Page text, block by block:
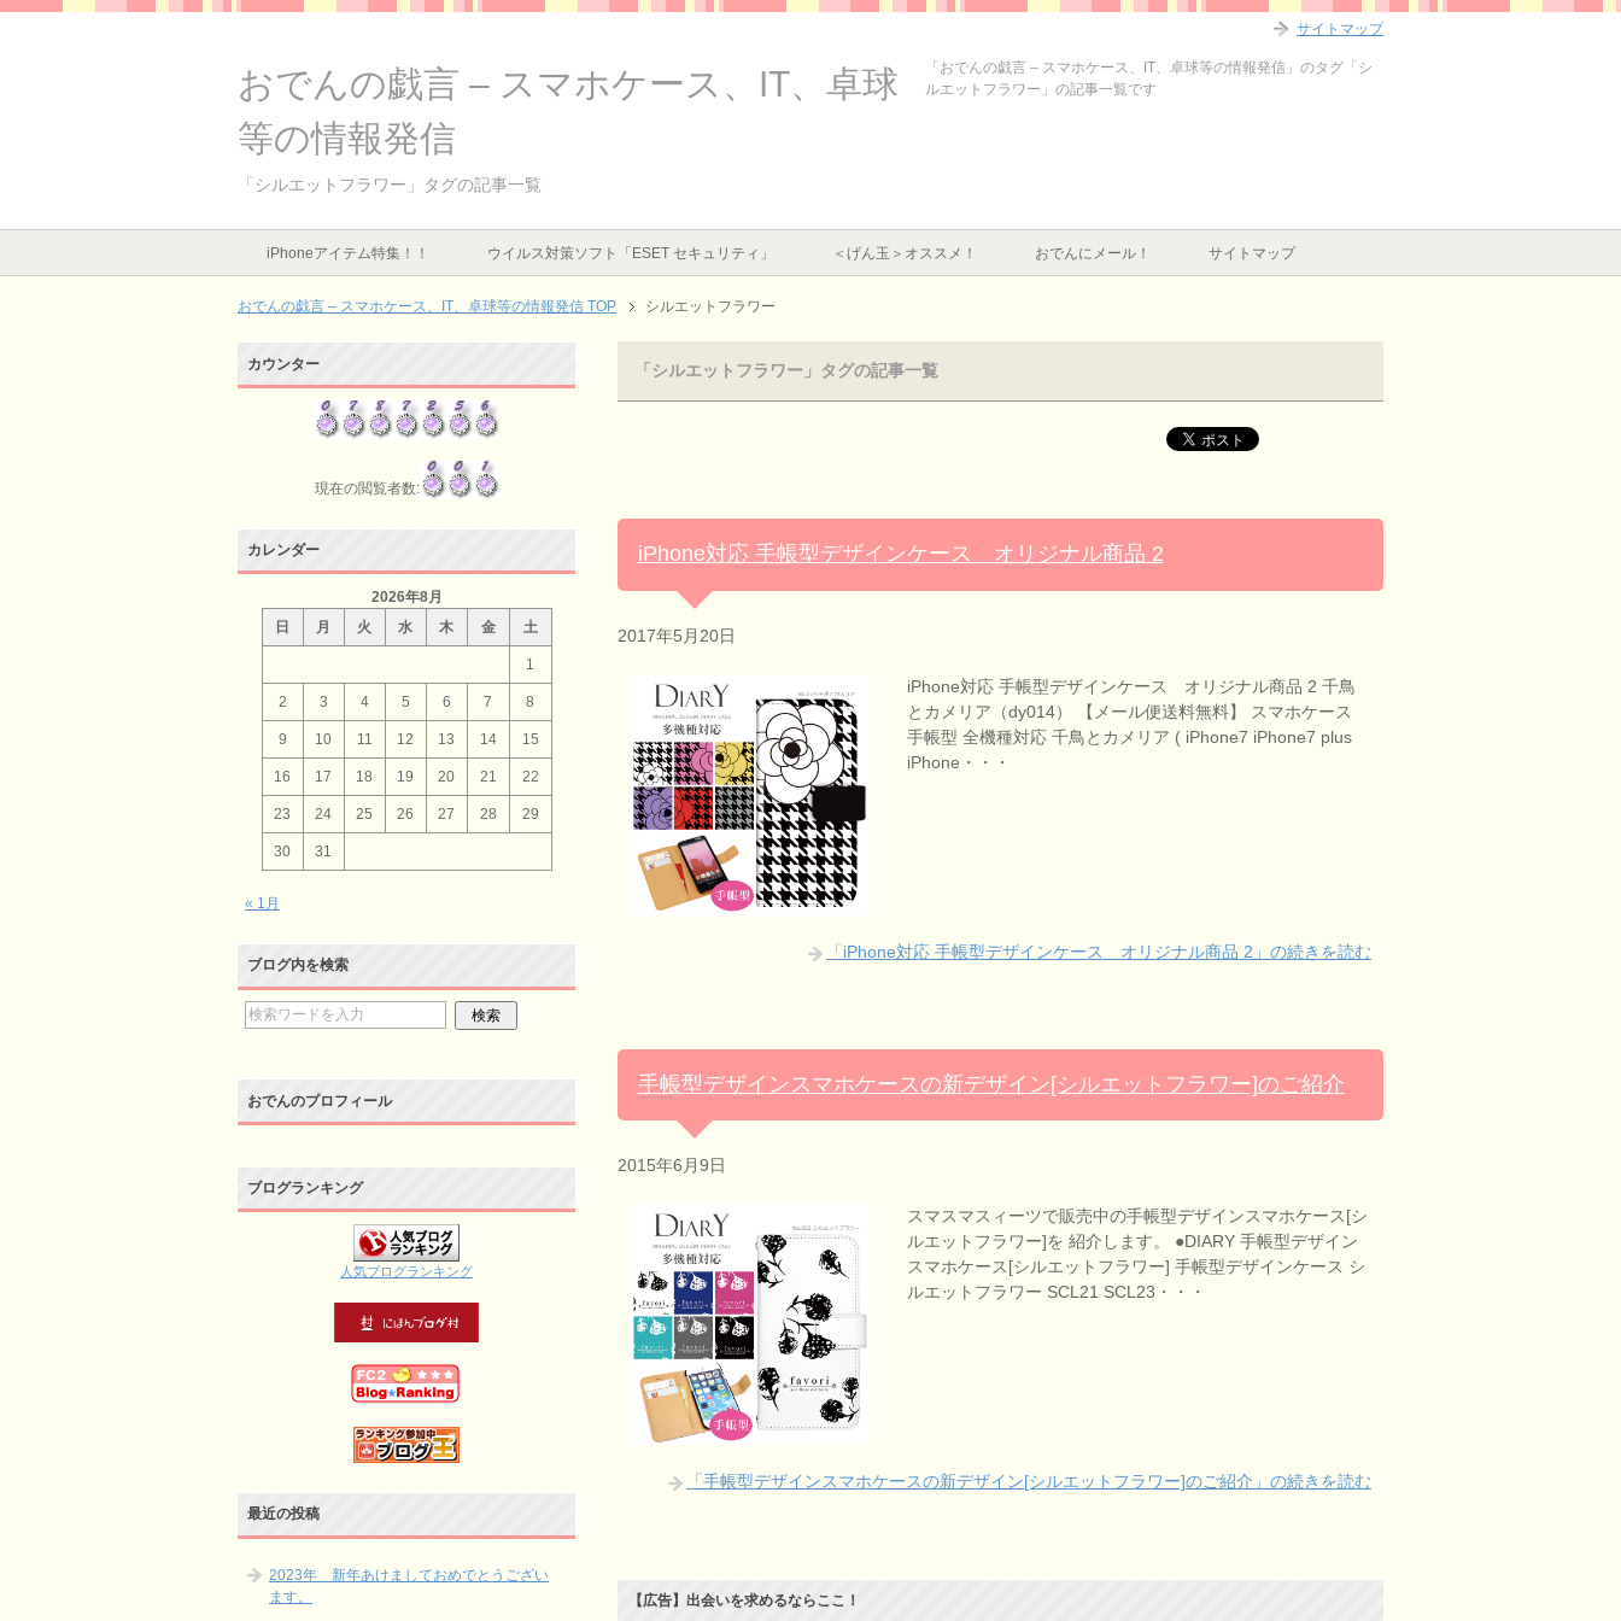
おでんの戯言 – スマホケース、IT、卓球
等の情報発信
「シルエットフラワー」タグの記事一覧
「おでんの戯言 – スマホケース、IT、卓球等の情報発信」のタグ「シ
ルエットフラワー」の記事一覧です
iPhoneアイテム特集！！ ウイルス対策ソフト「ESET セキュリティ」 ＜げん玉＞オススメ！ おでんにメール！ サイトマップ
おでんの戯言 – スマホケース、IT、卓球等の情報発信 TOP シルエットフラワー
「シルエットフラワー」タグの記事一覧
iPhone対応 手帳型デザインケース オリジナル商品 2
2017年5月20日
iPhone対応 手帳型デザインケース オリジナル商品 2 千鳥
とカメリア（dy014） 【メール便送料無料】 スマホケース
手帳型 全機種対応 千鳥とカメリア ( iPhone7 iPhone7 plus
iPhone・・・
「iPhone対応 手帳型デザインケース オリジナル商品 2」の続きを読む
手帳型デザインスマホケースの新デザイン[シルエットフラワー]のご紹介
2015年6月9日
スマスマスィーツで販売中の手帳型デザインスマホケース[シ
ルエットフラワー]を 紹介します。 ●DIARY 手帳型デザイン
スマホケース[シルエットフラワー] 手帳型デザインケース シ
ルエットフラワー SCL21 SCL23・・・
「手帳型デザインスマホケースの新デザイン[シルエットフラワー]のご紹介」の続きを読む
【広告】出会いを求めるならここ！
カウンター
現在の閲覧者数:
カレンダー
2026年8月
日
月 火 水 木 金 土
1
2 3 4 5 6 7 8
9 10 11 12 13 14 15
16 17 18 19 20 21 22
23 24 25 26 27 28 29
30 31
« 1月
ブログ内を検索
おでんのプロフィール
ブログランキング
人気ブログランキング
最近の投稿
2023年 新年あけましておめでとうござい
ます。
サイトマップ